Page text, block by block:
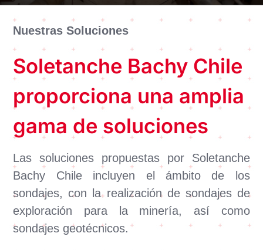
Nuestras Soluciones
Soletanche Bachy Chile
proporciona una amplia
gama de soluciones
Las soluciones propuestas por Soletanche
Bachy Chile incluyen el ámbito de los
sondajes, con la realización de sondajes de
exploración para la minería, así como
sondajes geotécnicos.